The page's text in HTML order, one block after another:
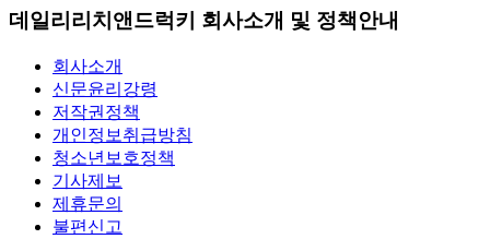
데일리리치앤드럭키 회사소개 및 정책안내
회사소개
신문윤리강령
저작권정책
개인정보취급방침
청소년보호정책
기사제보
제휴문의
불편신고